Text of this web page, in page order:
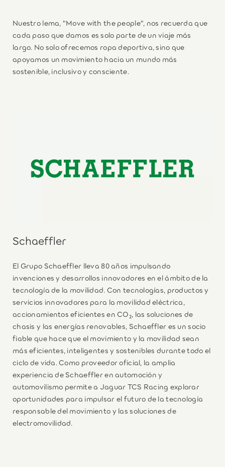
Nuestro lema, "Move with the people", nos recuerda que
cada paso que damos es solo parte de un viaje más
largo. No solo ofrecemos ropa deportiva, sino que
apoyamos un movimiento hacia un mundo más
sostenible, inclusivo y consciente.
Schaeffler
El Grupo Schaeffler lleva 80 años impulsando
invenciones y desarrollos innovadores en el ámbito de la
tecnología de la movilidad. Con tecnologías, productos y
servicios innovadores para la movilidad eléctrica,
accionamientos eficientes en CO₂, las soluciones de
chasis y las energías renovables, Schaeffler es un socio
fiable que hace que el movimiento y la movilidad sean
más eficientes, inteligentes y sostenibles durante todo el
ciclo de vida. Como proveedor oficial, la amplia
experiencia de Schaeffler en automoción y
automovilismo permite a Jaguar TCS Racing explorar
oportunidades para impulsar el futuro de la tecnología
responsable del movimiento y las soluciones de
electromovilidad.